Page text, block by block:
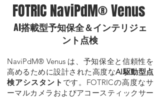
FOTRIC NaviPdM® Venus
AI搭載型予知保全＆インテリジェ
ント点検
NaviPdM® Venus は、予知保全と信頼性を
高めるために設計された高度なAI駆動型点
検アシスタント です。FOTRICの高度なサ
ーマルカメラおよびアコースティックサー